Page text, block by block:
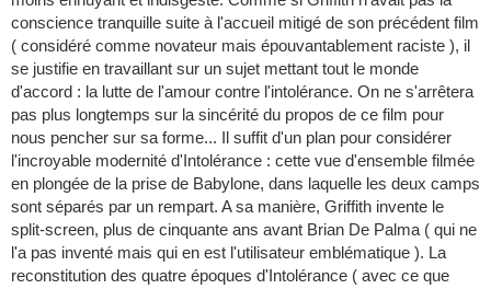
conscience tranquille suite à l'accueil mitigé de son précédent film
( considéré comme novateur mais épouvantablement raciste ), il
se justifie en travaillant sur un sujet mettant tout le monde
d'accord : la lutte de l'amour contre l'intolérance. On ne s'arrêtera
pas plus longtemps sur la sincérité du propos de ce film pour
nous pencher sur sa forme... Il suffit d'un plan pour considérer
l'incroyable modernité d'Intolérance : cette vue d'ensemble filmée
en plongée de la prise de Babylone, dans laquelle les deux camps
sont séparés par un rempart. A sa manière, Griffith invente le
split-screen, plus de cinquante ans avant Brian De Palma ( qui ne
l'a pas inventé mais qui en est l'utilisateur emblématique ). La
reconstitution des quatre époques d'Intolérance ( avec ce que